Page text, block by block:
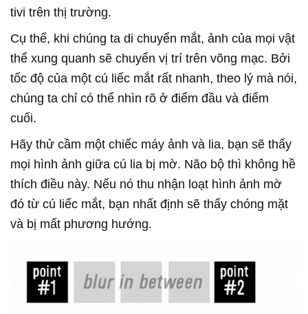
tivi trên thị trường.
Cụ thể, khi chúng ta di chuyển mắt, ảnh của mọi vật
thể xung quanh sẽ chuyển vị trí trên võng mạc. Bởi
tốc độ của một cú liếc mắt rất nhanh, theo lý mà nói,
chúng ta chỉ có thể nhìn rõ ở điểm đầu và điểm
cuối.
Hãy thử cầm một chiếc máy ảnh và lia, bạn sẽ thấy
mọi hình ảnh giữa cú lia bị mờ. Não bộ thì không hề
thích điều này. Nếu nó thu nhận loạt hình ảnh mờ
đó từ cú liếc mắt, bạn nhất định sẽ thấy chóng mặt
và bị mất phương hướng.